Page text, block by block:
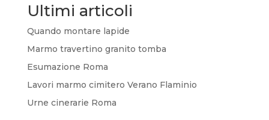
Ultimi articoli
Quando montare lapide
Marmo travertino granito tomba
Esumazione Roma
Lavori marmo cimitero Verano Flaminio
Urne cinerarie Roma